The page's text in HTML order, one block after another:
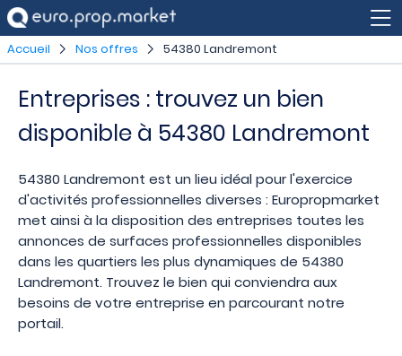
Accueil Nos offres 54380 Landremont
Entreprises : trouvez un bien
disponible à 54380 Landremont
54380 Landremont est un lieu idéal pour l'exercice
d'activités professionnelles diverses : Europropmarket
met ainsi à la disposition des entreprises toutes les
annonces de surfaces professionnelles disponibles
dans les quartiers les plus dynamiques de 54380
Landremont. Trouvez le bien qui conviendra aux
besoins de votre entreprise en parcourant notre
portail.